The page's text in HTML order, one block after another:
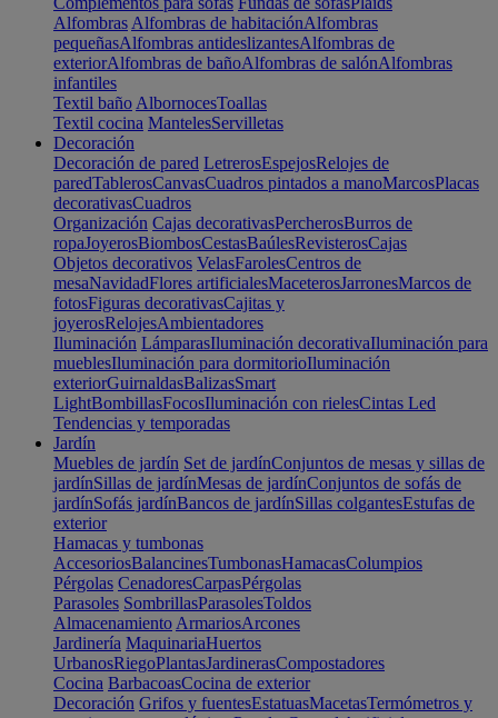
Alfombras Alfombras de habitaciónAlfombras
pequeñasAlfombras antideslizantesAlfombras de
exteriorAlfombras de bañoAlfombras de salónAlfombras
infantiles
Textil baño AlbornocesToallas
Textil cocina MantelesServilletas
Decoración
Decoración de pared LetrerosEspejosRelojes de
paredTablerosCanvasCuadros pintados a manoMarcosPlacas
decorativasCuadros
Organización Cajas decorativasPercherosBurros de
ropaJoyerosBiombosCestasBaúlesRevisterosCajas
Objetos decorativos VelasFarolesCentros de
mesaNavidadFlores artificialesMaceterosJarronesMarcos de
fotosFiguras decorativasCajitas y
joyerosRelojesAmbientadores
Iluminación LámparasIluminación decorativaIluminación para
mueblesIluminación para dormitorioIluminación
exteriorGuirnaldasBalizasSmart
LightBombillasFocosIluminación con rielesCintas Led
Tendencias y temporadas
Jardín
Muebles de jardín Set de jardínConjuntos de mesas y sillas de
jardínSillas de jardínMesas de jardínConjuntos de sofás de
jardínSofás jardínBancos de jardínSillas colgantesEstufas de
exterior
Hamacas y tumbonas
AccesoriosBalancinesTumbonasHamacasColumpios
Pérgolas CenadoresCarpasPérgolas
Parasoles SombrillasParasolesToldos
Almacenamiento ArmariosArcones
Jardinería MaquinariaHuertos
UrbanosRiegoPlantasJardinerasCompostadores
Cocina BarbacoasCocina de exterior
Decoración Grifos y fuentesEstatuasMacetasTermómetros y